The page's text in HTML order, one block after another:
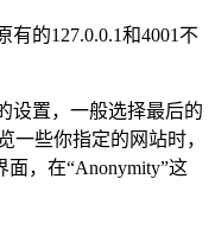
的127.0.0.1和4001不
设置，一般选择最后的
一些你指定的网站时，
，在“Anonymity”这